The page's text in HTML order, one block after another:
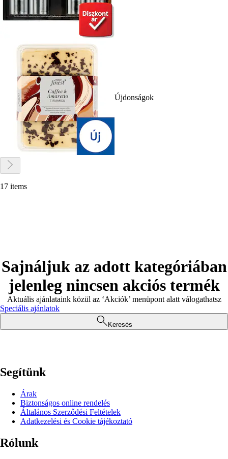
Újdonságok
17 items
Sajnáljuk az adott kategóriában
jelenleg nincsen akciós termék
Aktuális ajánlataink közül az ‘Akciók’ menüpont alatt válogathatsz
Speciális ajánlatok
Keresés
Segítünk
Árak
Biztonságos online rendelés
Általános Szerződési Feltételek
Adatkezelési és Cookie tájékoztató
Rólunk